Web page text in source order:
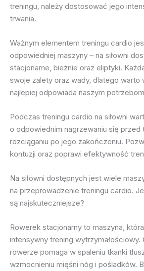
treningu, należy dostosować jego
trwania.
Ważnym elementem treningu cardio
odpowiedniej maszyny – na siłowni
stacjonarne, bieżnie oraz eliptyki.
swoje zalety oraz wady, dlatego warto
najlepiej odpowiada naszym
Podczas treningu cardio na siłowni
o odpowiednim nagrzewaniu się przed
rozciąganiu po jego zakończeniu.
kontuzji oraz poprawi efektywność
Na siłowni dostępnych jest wiele
na przeprowadzenie treningu cardio.
są najskuteczniejsze?
Rowerek stacjonarny to maszyna,
intensywny trening wytrzymałościowy.
rowerze pomaga w spaleniu tkanki
wzmocnieniu mięśni nóg i pośladków.